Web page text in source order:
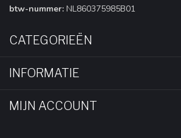
btw-nummer: NL860375985B01
CATEGORIEËN
INFORMATIE
MIJN ACCOUNT